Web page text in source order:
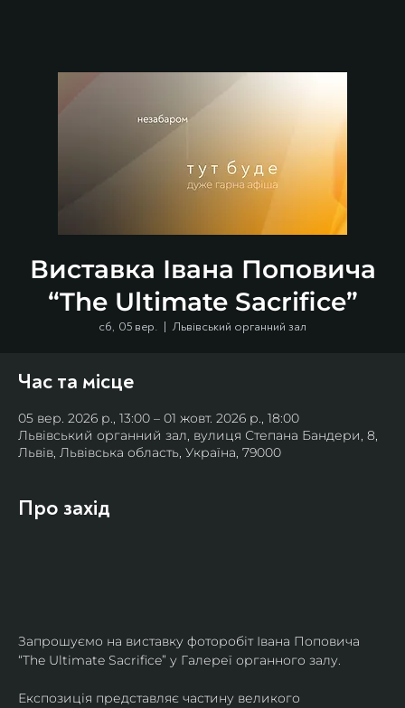
Виставка Івана Поповича
“The Ultimate Sacrifice”
сб, 05 вер.
  |
Львівський органний зал
Час та місце
05 вер. 2026 р., 13:00 – 01 жовт. 2026 р., 18:00
Львівський органний зал, вулиця Степана Бандери, 8,
Львів, Львівська область, Україна, 79000
Про захід
Запрошуємо на виставку фоторобіт Івана Поповича
“The Ultimate Sacrifice” у Галереї органного залу.
Експозиція представляє частину великого